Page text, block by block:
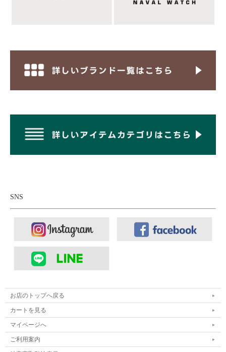
■ボトムス：NANGA ナンガ エアクロスコンフィー ワンタック
テーパードパンツ
SNS
お店のトップへ戻る
カートを見る
マイページへ
ご利用案内